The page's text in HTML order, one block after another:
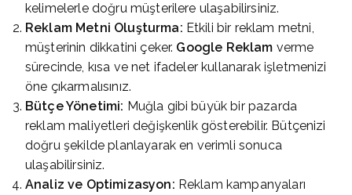
kelimelerle doğru müşterilere ulaşabilirsiniz.
Reklam Metni Oluşturma: Etkili bir reklam metni,
müşterinin dikkatini çeker. Google Reklam verme
sürecinde, kısa ve net ifadeler kullanarak işletmenizi
öne çıkarmalısınız.
Bütçe Yönetimi: Muğla gibi büyük bir pazarda
reklam maliyetleri değişkenlik gösterebilir. Bütçenizi
doğru şekilde planlayarak en verimli sonuca
ulaşabilirsiniz.
Analiz ve Optimizasyon: Reklam kampanyaları